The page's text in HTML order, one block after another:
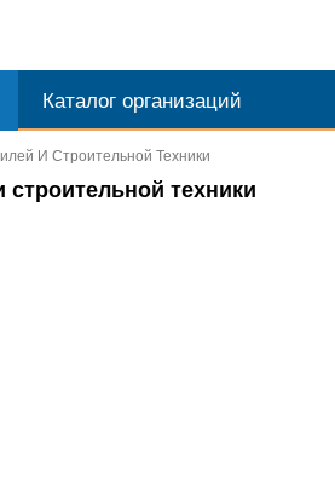
Каталог организаций
И Строительной Техники
техники